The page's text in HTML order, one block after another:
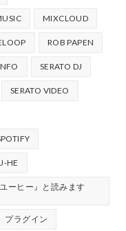
MIXCLOUD
ROB PAPEN
SERATO DJ
SERATO VIDEO
HE
ーヒー』と読みます
プラグイン